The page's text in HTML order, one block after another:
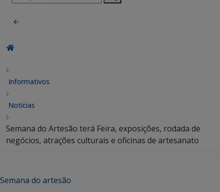
por:
Informativos
Notícias
Semana do Artesão terá Feira, exposições, rodada de
negócios, atrações culturais e oficinas de artesanato
Semana do artesão